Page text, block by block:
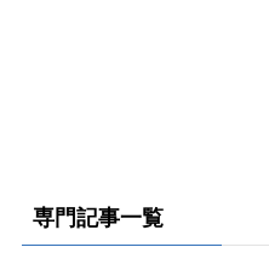
専門記事一覧